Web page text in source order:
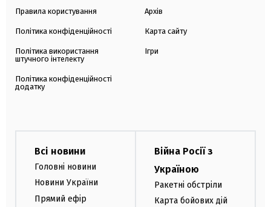
Правила користування
Політика конфіденційності
Політика використання
штучного інтелекту
Політика конфіденційності
додатку
Архів
Карта сайту
Ігри
Всі новини
Головні новини
Новини України
Прямий ефір
Війна Росії з
Україною
Ракетні обстріли
Карта бойових дій